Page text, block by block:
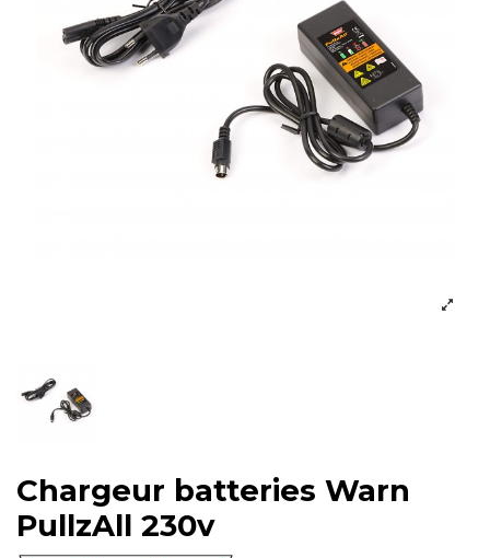
Chargeur batteries Warn
PullzAll 230v